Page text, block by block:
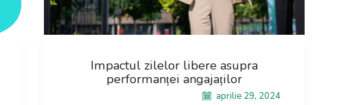
Impactul zilelor libere asupra
performanței angajaților
aprilie 29, 2024